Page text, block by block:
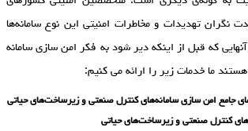
نگران تهدیدات و مخاطرات امنیتی این نوع سامانه‌ها
که قبل از اینکه دیر شود به فکر امن سازی سامانه
ما خدمات زیر را ارائه می کنیم:
جامع امن سازی سامانه‌های کنترل صنعتی و زیرساخت‌های حیاتی
کنترل صنعتی و زیرساخت‌های حیاتی